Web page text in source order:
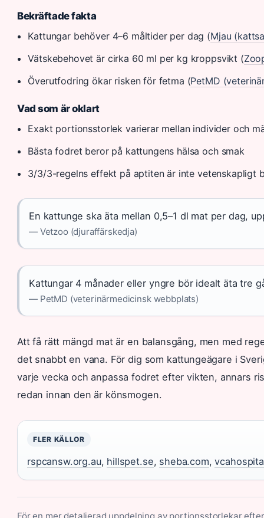
Bekräftade fakta
Kattungar behöver 4–6 måltider per dag (Mjau
Vätskebehovet är cirka 60 ml per kg kroppsvikt (
Överutfodring ökar risken för fetma (PetMD
Vad som är oklart
Exakt portionsstorlek varierar mellan individer och
Bästa fodret beror på kattungens hälsa och smak
3/3/3-regelns effekt på aptiten är inte vetenskapligt
En kattunge ska äta mellan 0,5–1 dl mat per dag,
— Vetzoo (djuraffärskedja)
Kattungar 4 månader eller yngre bör idealt äta tre
— PetMD (veterinärmedicinsk webbplats)
Att få rätt mängd mat är en balansgång, men med
det snabbt en vana. För dig som kattungeägare i
varje vecka och anpassa fodret efter vikten, annars
redan innan den är könsmogen.
FLER KÄLLOR
rspcansw.org.au, hillspet.se, sheba.com,